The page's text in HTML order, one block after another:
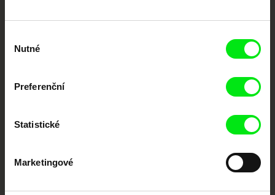
souhlasu
Nutné
Preferenční
Statistické
Marketingové
festivalů dokumentárního filmu sdružených do Doc Alliance. Naším cílem je
posouvat hranice dokumentárního filmu, propagovat jeho rozmanitost a